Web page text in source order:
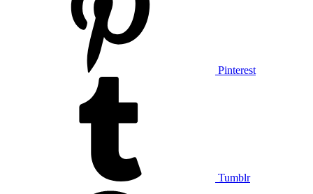
Pinterest
Tumblr